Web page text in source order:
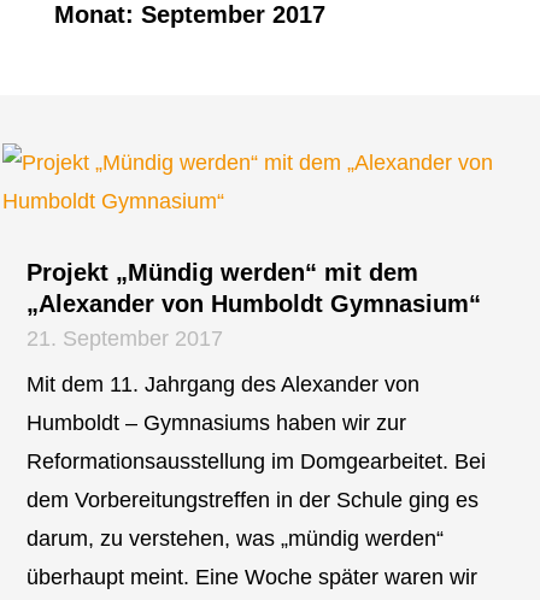
Monat: September 2017
Projekt „Mündig werden“ mit dem
„Alexander von Humboldt Gymnasium“
21. September 2017
Mit dem 11. Jahrgang des Alexander von
Humboldt – Gymnasiums haben wir zur
Reformationsausstellung im Domgearbeitet. Bei
dem Vorbereitungstreffen in der Schule ging es
darum, zu verstehen, was „mündig werden“
überhaupt meint. Eine Woche später waren wir